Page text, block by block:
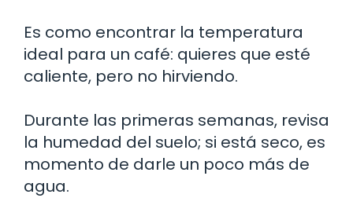
Es como encontrar la temperatura
ideal para un café: quieres que esté
caliente, pero no hirviendo.
Durante las primeras semanas, revisa
la humedad del suelo; si está seco, es
momento de darle un poco más de
agua.